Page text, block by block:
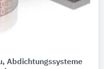
Abdichtungssysteme